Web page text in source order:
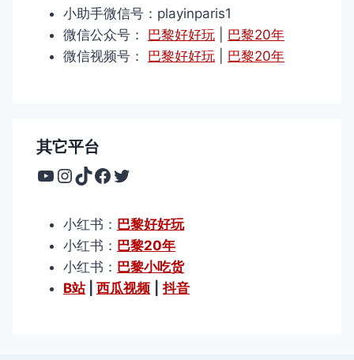
小助手微信号：playinparis1
微信公众号： 巴黎好好玩
巴黎20年
微信视频号： 巴黎好好玩 巴黎20年
其它平台
YouTube
Instagram
TikTok
Facebook
Twitter
小红书： 巴黎好好玩
小红书： 巴黎20年
小红书： 巴黎小吃货
B站| 西瓜视频 抖音